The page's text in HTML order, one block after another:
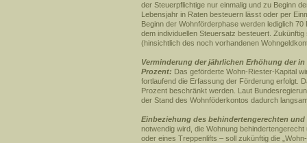
der Steuerpflichtige nur einmalig und zu Beginn
Lebensjahr in Raten besteuern lässt oder per
Beginn der Wohnförderphase werden lediglich
dem individuellen Steuersatz besteuert.
(hinsichtlich des noch vorhandenen
Verminderung der jährlichen Erhöhung der
Prozent: Das geförderte Wohn-Riester-Kapital
fortlaufend die Erfassung der Förderung erfolgt.
Prozent beschränkt werden. Laut
der Stand des Wohnföderkontos dadurch
Einbeziehung des behindertengerechten
notwendig wird, die Wohnung
oder eines Treppenlifts – soll zukünftig die